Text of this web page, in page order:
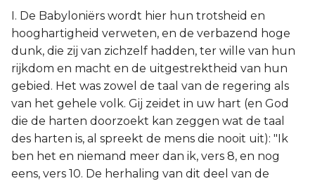
I. De Babyloniërs wordt hier hun trotsheid en
hooghartigheid verweten, en de verbazend hoge
dunk, die zij van zichzelf hadden, ter wille van hun
rijkdom en macht en de uitgestrektheid van hun
gebied. Het was zowel de taal van de regering als
van het gehele volk. Gij zeidet in uw hart (en God
die de harten doorzoekt kan zeggen wat de taal
des harten is, al spreekt de mens die nooit uit): "Ik
ben het en niemand meer dan ik, vers 8, en nog
eens, vers 10. De herhaling van dit deel van de